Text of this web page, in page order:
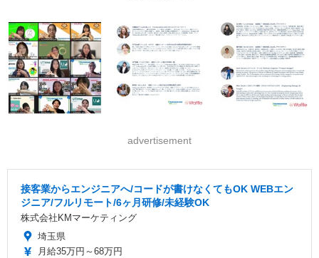
advertisement
接客業からエンジニアへ/コードが書けなくてもOK WEBエン
ジニア/フルリモート/6ヶ月研修/未経験OK
株式会社KMマーケティング
埼玉県
月給35万円～68万円